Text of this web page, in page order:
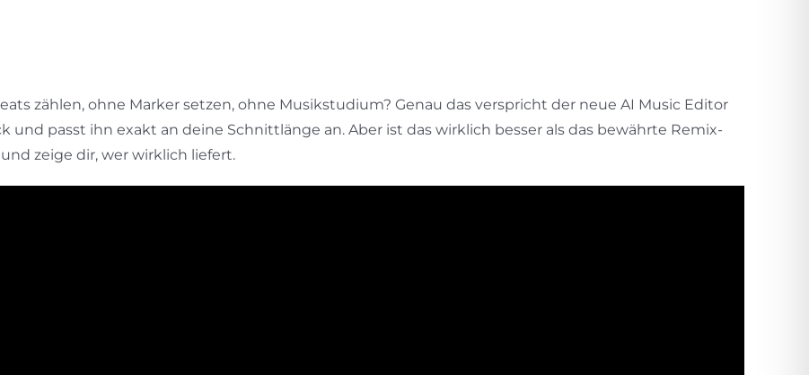
zählen, ohne Marker setzen, ohne Musikstudium? Genau das verspricht der neue AI Music Editor
und passt ihn exakt an deine Schnittlänge an. Aber ist das wirklich besser als das bewährte Remix-
zeige dir, wer wirklich liefert.